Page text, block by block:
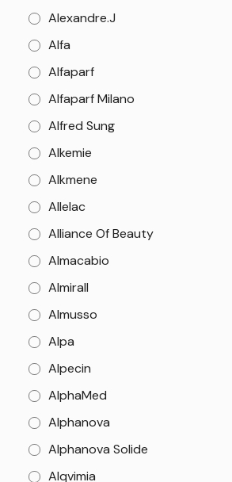
Alexandre.J
Alfa
Alfaparf
Alfaparf Milano
Alfred Sung
Alkemie
Alkmene
Allelac
Alliance Of Beauty
Almacabio
Almirall
Almusso
Alpa
Alpecin
AlphaMed
Alphanova
Alphanova Solide
Alqvimia